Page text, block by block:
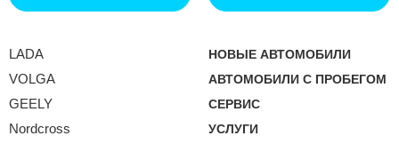
LADA
VOLGA
GEELY
Nordcross
НОВЫЕ АВТОМОБИЛИ
АВТОМОБИЛИ С ПРОБЕГОМ
СЕРВИС
УСЛУГИ